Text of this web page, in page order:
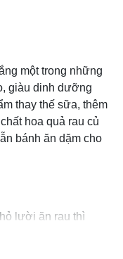
một trong những
giàu dinh dưỡng
thay thế sữa, thêm
hoa quả rau củ
bánh ăn dặm cho
lười ăn rau thì